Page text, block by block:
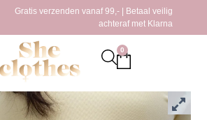
Gratis verzenden vanaf 99,- | Betaal veilig
achteraf met Klarna
0
/ Abby Pantalon Taupe
Taupe